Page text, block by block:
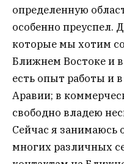
определенную
особенно преуспел.
которые мы хотим
Ближнем Востоке и
есть опыт работы и
Аравии; в
свободно владею
Сейчас я занимаюсь
многих различных